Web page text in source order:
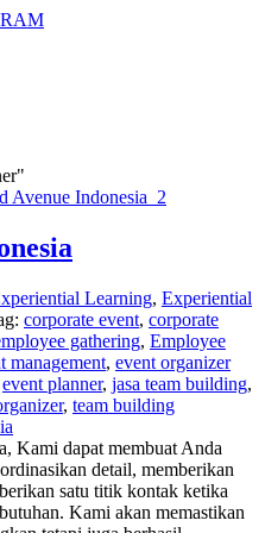
Learning, Experiential
corporate event, corporate
gathering, Employee
management, event organizer
event planner, jasa team building,
, team building
Kami dapat membuat Anda
detail, memberikan
satu titik kontak ketika
Kami akan memastikan